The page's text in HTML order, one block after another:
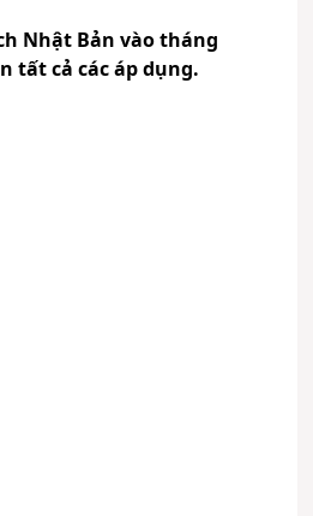
Nhật Bản vào tháng
tất cả các áp dụng.